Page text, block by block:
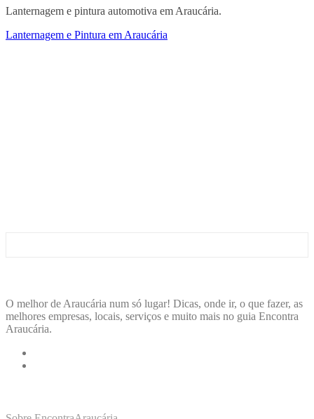
Lanternagem e pintura automotiva em Araucária.
Lanternagem e Pintura em Araucária
O melhor de Araucária num só lugar! Dicas, onde ir, o que fazer, as
melhores empresas, locais, serviços e muito mais no guia Encontra
Araucária.